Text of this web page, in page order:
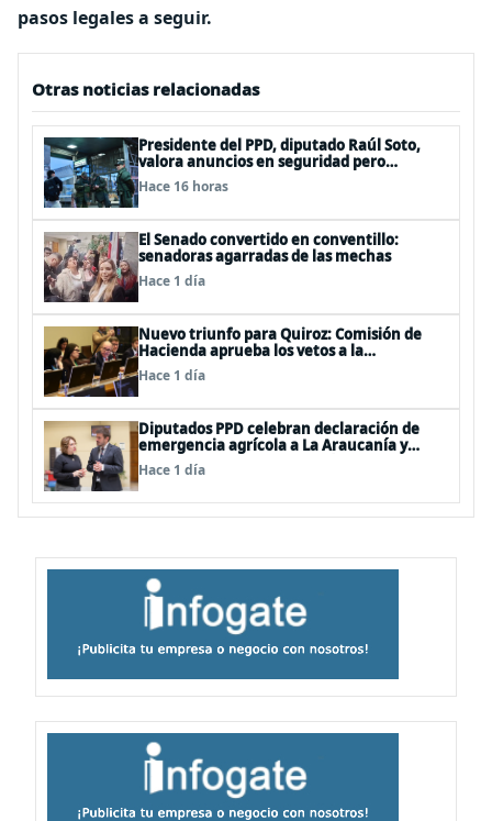
pasos legales a seguir.
Otras noticias relacionadas
Presidente del PPD, diputado Raúl Soto,
valora anuncios en seguridad pero
advierte ausencia clave: alzamiento del
secreto bancario
Hace 16 horas
El Senado convertido en conventillo:
senadoras agarradas de las mechas
Hace 1 día
Nuevo triunfo para Quiroz: Comisión de
Hacienda aprueba los vetos a la
Megarreforma
Hace 1 día
Diputados PPD celebran declaración de
emergencia agrícola a La Araucanía y
piden agilizar ayudas económicas a
familias
Hace 1 día